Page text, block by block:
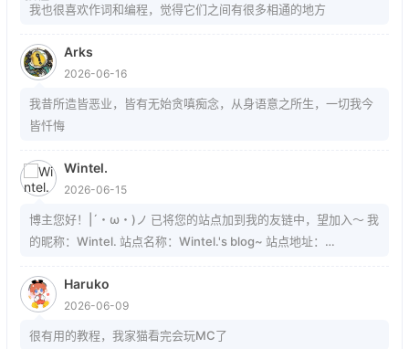
我也很喜欢作词和编程，觉得它们之间有很多相通的地方
Arks
2026-06-16
我昔所造皆恶业，皆有无始贪嗔痴念，从身语意之所生，一切我今
皆忏悔
Wintel.
2026-06-15
博主您好！|´・ω・)ノ 已将您的站点加到我的友链中，望加入～ 我
的昵称：Wintel. 站点名称：Wintel.'s blog~ 站点地址：
https://mrwintel.xyz/local/avatar.jpg 站点描述：树在。山在。大
地在。岁月在。我在。
Haruko
2026-06-09
很有用的教程，我家猫看完会玩MC了